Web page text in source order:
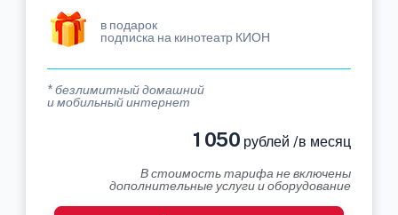
в подарок
подписка на кинотеатр КИОН
* безлимитный домашний
и мобильный интернет
1 050 рублей /в месяц
В стоимость тарифа не включены
дополнительные услуги и оборудование